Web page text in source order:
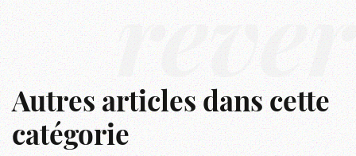
rêver
Autres articles dans cette
catégorie